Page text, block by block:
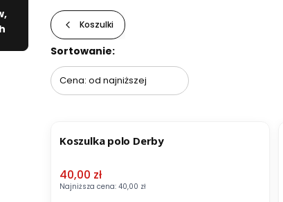
Koszulki
Lista produktów
Sortowanie:
Cena: od najniższej
Koszulka polo Derby
Cena promocyjna
40,00 zł
Najniższa cena: 40,00 zł